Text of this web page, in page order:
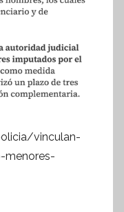
vinculan-
menores-